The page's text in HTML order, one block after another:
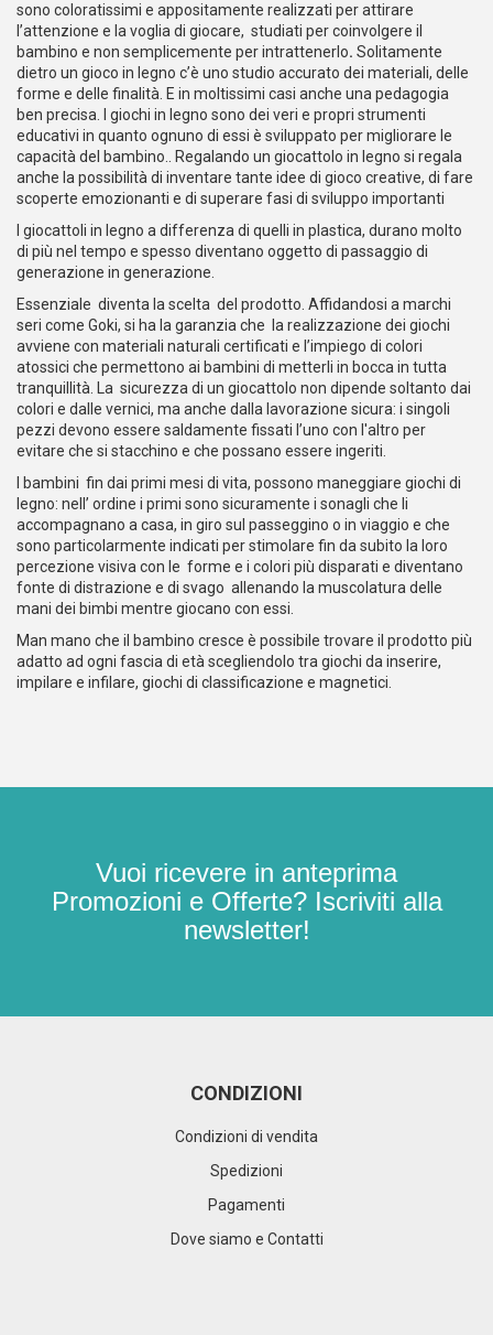
sono coloratissimi e appositamente realizzati per attirare
l’attenzione e la voglia di giocare, studiati per coinvolgere il
bambino e non semplicemente per intrattenerlo. Solitamente
dietro un gioco in legno c’è uno studio accurato dei materiali, delle
forme e delle finalità. E in moltissimi casi anche una pedagogia
ben precisa. I giochi in legno sono dei veri e propri strumenti
educativi in quanto ognuno di essi è sviluppato per migliorare le
capacità del bambino.. Regalando un giocattolo in legno si regala
anche la possibilità di inventare tante idee di gioco creative, di fare
scoperte emozionanti e di superare fasi di sviluppo importanti
I giocattoli in legno a differenza di quelli in plastica, durano molto
di più nel tempo e spesso diventano oggetto di passaggio di
generazione in generazione.
Essenziale diventa la scelta del prodotto. Affidandosi a marchi
seri come Goki, si ha la garanzia che la realizzazione dei giochi
avviene con materiali naturali certificati e l’impiego di colori
atossici che permettono ai bambini di metterli in bocca in tutta
tranquillità. La sicurezza di un giocattolo non dipende soltanto dai
colori e dalle vernici, ma anche dalla lavorazione sicura: i singoli
pezzi devono essere saldamente fissati l’uno con l'altro per
evitare che si stacchino e che possano essere ingeriti.
I bambini fin dai primi mesi di vita, possono maneggiare giochi di
legno: nell’ ordine i primi sono sicuramente i sonagli che li
accompagnano a casa, in giro sul passeggino o in viaggio e che
sono particolarmente indicati per stimolare fin da subito la loro
percezione visiva con le forme e i colori più disparati e diventano
fonte di distrazione e di svago allenando la muscolatura delle
mani dei bimbi mentre giocano con essi.
Man mano che il bambino cresce è possibile trovare il prodotto più
adatto ad ogni fascia di età scegliendolo tra giochi da inserire,
impilare e infilare, giochi di classificazione e magnetici.
Vuoi ricevere in anteprima
Promozioni e Offerte? Iscriviti alla
newsletter!
CONDIZIONI
Condizioni di vendita
Spedizioni
Pagamenti
Dove siamo e Contatti